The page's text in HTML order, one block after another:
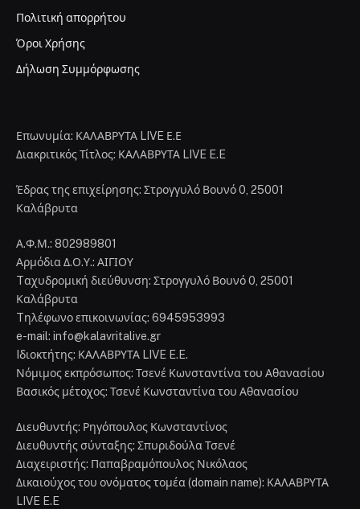
Πολιτική απορρήτου
Όροι Χρήσης
Δήλωση Συμμόρφωσης
Επωνυμία: ΚΑΛΑΒΡΥΤΑ LIVE Ε.Ε
Διακριτικός Τίτλος: ΚΑΛΑΒΡΥΤΑ LIVE E.E
Έδρας της επιχείρησης: Στρογγυλό Βουνό 0, 25001
Καλάβρυτα
Α.Φ.Μ.: 802989801
Αρμόδια Δ.Ο.Υ.: ΑΙΓΙΟΥ
Tαχυδρομική διεύθυνση: Στρογγυλό Βουνό 0, 25001
Καλάβρυτα
Tηλέφωνο επικοινωνίας: 6945953993
e-mail: info@kalavritalive.gr
Iδιοκτήτης: ΚΑΛΑΒΡΥΤΑ LIVE E.E.
Νόμιμος εκπρόσωπος: Τσενέ Κωνσταντίνα του Αθανασίου
Βασικός μέτοχος: Τσενέ Κωνσταντίνα του Αθανασίου
Διευθυντής: Ρηγόπουλος Κωνσταντίνος
Διευθυντής σύνταξης: Σπυριδούλα Τσενέ
Διαχειριστής: Παπαβραμόπουλος Νικόλαος
Δικαιούχος του ονόματος τομέα (domain name): ΚΑΛΑΒΡΥΤΑ
LIVE E.E